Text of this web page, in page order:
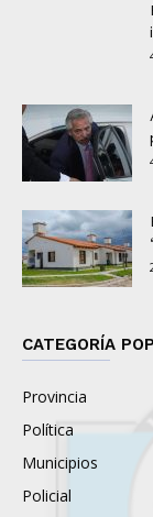
CATEGORÍA
Provincia
Política
Municipios
Policial